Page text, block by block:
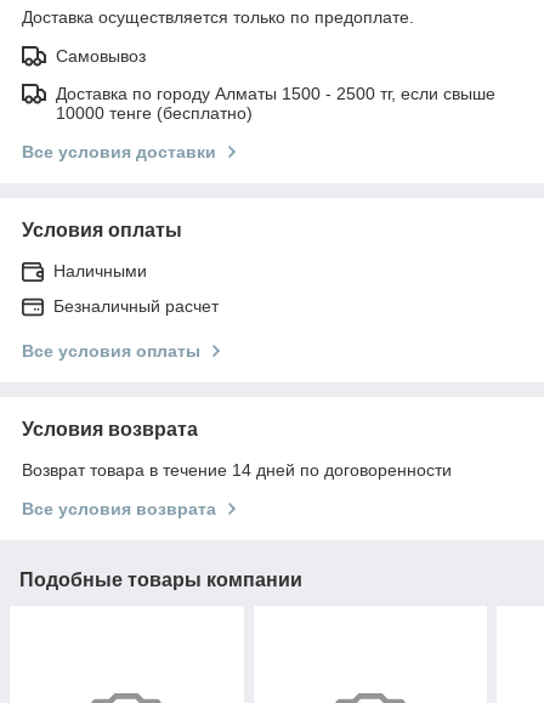
Доставка осуществляется только по предоплате.
Самовывоз
Доставка по городу Алматы 1500 - 2500 тг, если свыше
10000 тенге (бесплатно)
Все условия доставки
Условия оплаты
Наличными
Безналичный расчет
Все условия оплаты
Условия возврата
Возврат товара в течение 14 дней по договоренности
Все условия возврата
Подобные товары компании